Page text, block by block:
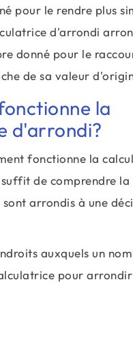
pour le rendre plus
d'arrondi
donné pour le
de sa valeur
la
d'arrondi?
fonctionne la
de comprendre
arrondis à une
auxquels un
pour